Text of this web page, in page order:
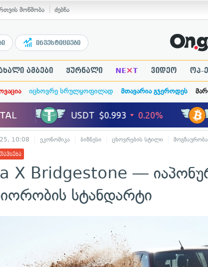
მოწმობა ძებნა
ინვესტიციები
ამბები ჟურნალი NE×T ვიდეო ოპ-
იცხოვრე სრულყოფილად მთავარია გჯეროდეს
10:08 ეკონომიკა ბიზნესი ცხოვრების სტილი მოგზაურობა
X Bridgestone —
სტანდარტი